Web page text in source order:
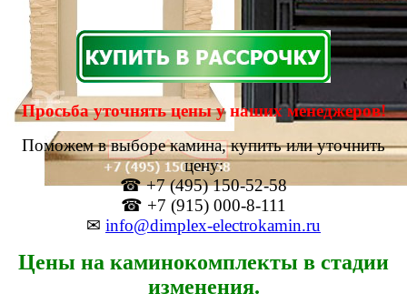
Просьба уточнять цены у наших менеджеров!
Поможем в выборе камина, купить или уточнить
цену:
☎ +7 (495) 150-52-58
☎ +7 (915) 000-8-111
✉ info@dimplex-electrokamin.ru
Цены на каминокомплекты в стадии
изменения.